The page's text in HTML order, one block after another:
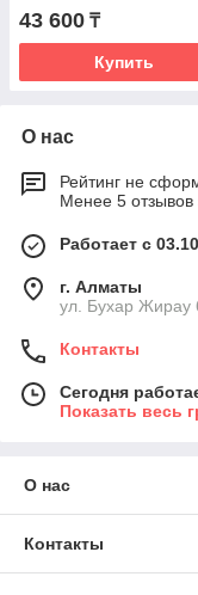
43 600 ₸
Купить
О нас
Рейтинг не
Менее 5 отзывов
Работает с
г. Алматы
ул. Бухар Жирау
Контакты
Сегодня
Показать весь
О нас
Контакты